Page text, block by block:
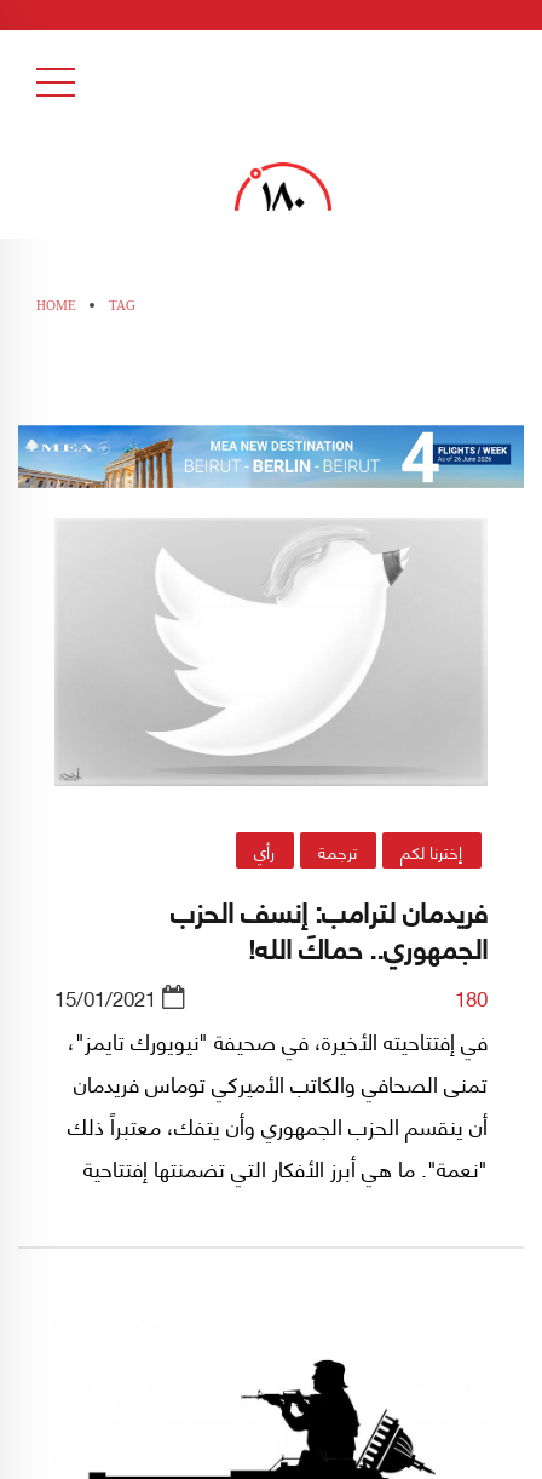
HOME TAG
إخترنا لكم ترجمة رأي
فريدمان لترامب: إنسف الحزب
الجمهوري.. حماكَ الله!
180
15/01/2021
في إفتتاحيته الأخيرة، في صحيفة "نيويورك تايمز"،
تمنى الصحافي والكاتب الأميركي توماس فريدمان
أن ينقسم الحزب الجمهوري وأن يتفك، معتبراً ذلك
"نعمة". ما هي أبرز الأفكار التي تضمنتها إفتتاحية